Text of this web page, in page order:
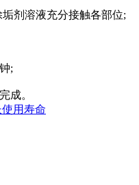
剂溶液充分接触各部位;
;
成。
用寿命